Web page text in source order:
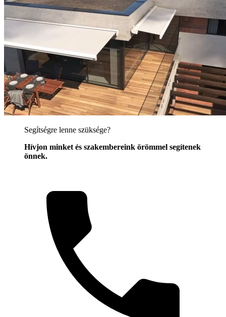
Segítségre lenne szüksége?
Hívjon minket és szakembereink örömmel segítenek
önnek.